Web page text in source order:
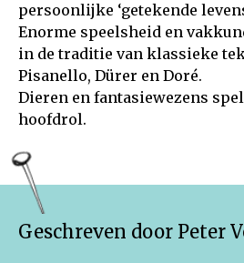
persoonlijke ‘getekende
Enorme speelsheid en
in de traditie van klassieke
Pisanello, Dürer en Doré.
Dieren en fantasiewezens
hoofdrol.
Geschreven door Peter